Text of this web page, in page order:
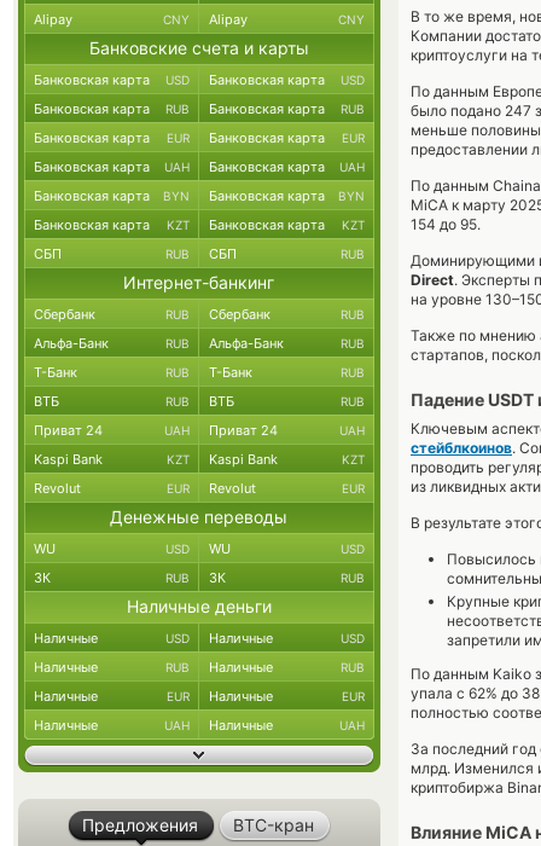
В то же время,
Компании
криптоуслуги на
По данным
было подано 247
меньше
предоставлении
По данным
MiCA к марту
154 до 95.
Доминирующими
Direct. Эксперты
на уровне
Также по мнению
стартапов,
Падение
Ключевым
стейблкоинов.
проводить
из ликвидных
В результате
Повысилось
Крупные
запретили
По данным Kaiko
упала с 62% до
полностью
За последний
млрд. Изменился
криптобиржа
Влияние MiCA
Alipay CNY Alipay CNY
Банковские счета и карты
Банковская карта USD Банковская карта USD
Банковская карта RUB Банковская карта RUB
Банковская карта EUR Банковская карта EUR
Банковская карта UAH Банковская карта UAH
Банковская карта BYN Банковская карта BYN
Банковская карта KZT Банковская карта KZT
СБП RUB СБП RUB
Интернет-банкинг
Сбербанк RUB Сбербанк RUB
Альфа-Банк RUB Альфа-Банк RUB
Т-Банк RUB Т-Банк RUB
ВТБ RUB ВТБ RUB
Приват 24 UAH Приват 24 UAH
Kaspi Bank KZT Kaspi Bank KZT
Revolut EUR Revolut EUR
Денежные переводы
WU USD WU USD
ЗК RUB ЗК RUB
Наличные деньги
Наличные USD Наличные USD
Наличные RUB Наличные RUB
Наличные EUR Наличные EUR
Наличные UAH Наличные UAH
Предложения BTC-кран